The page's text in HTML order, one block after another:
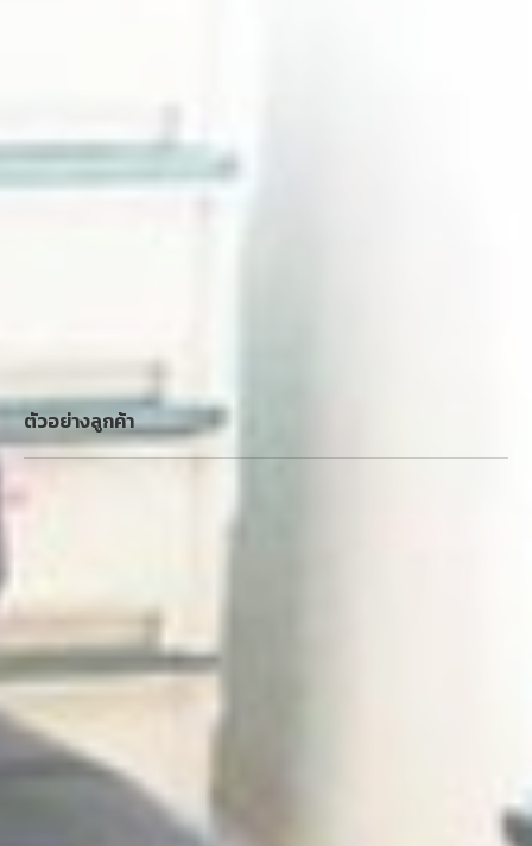
ตัวอย่างลูกค้า